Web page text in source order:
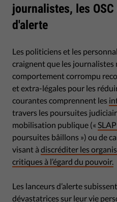
journalistes, les
d'alerte
Les politiciens et les
craignent que les journalistes
comportement corrompu
et extra-légales pour les
courantes comprennent les
travers les poursuites
mobilisation publique («
poursuites bâillons ») ou de
visant à discréditer les
critiques à l’égard du pouvoir.
Les lanceurs d’alerte
dévastatrices sur leur vie